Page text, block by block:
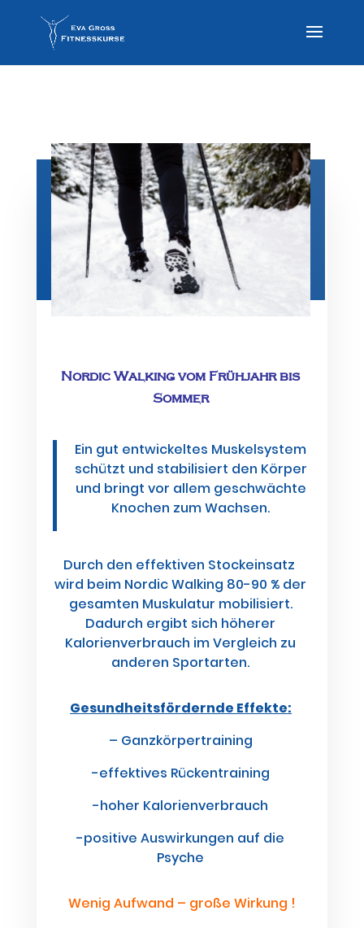
Nordic Walking vom Frühjahr bis
Sommer
Ein gut entwickeltes Muskelsystem
schützt und stabilisiert den Körper
und bringt vor allem geschwächte
Knochen zum Wachsen.
Durch den effektiven Stockeinsatz
wird beim Nordic Walking 80-90 % der
gesamten Muskulatur mobilisiert.
Dadurch ergibt sich höherer
Kalorienverbrauch im Vergleich zu
anderen Sportarten.
Gesundheitsfördernde Effekte:
– Ganzkörpertraining
-effektives Rückentraining
-hoher Kalorienverbrauch
-positive Auswirkungen auf die
Psyche
Wenig Aufwand – große Wirkung !